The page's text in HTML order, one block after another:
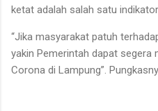
ketat adalah salah satu
“Jika masyarakat patuh
yakin Pemerintah dapat segera
Corona di Lampung”.